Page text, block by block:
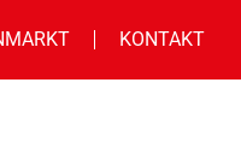
KONTAKT